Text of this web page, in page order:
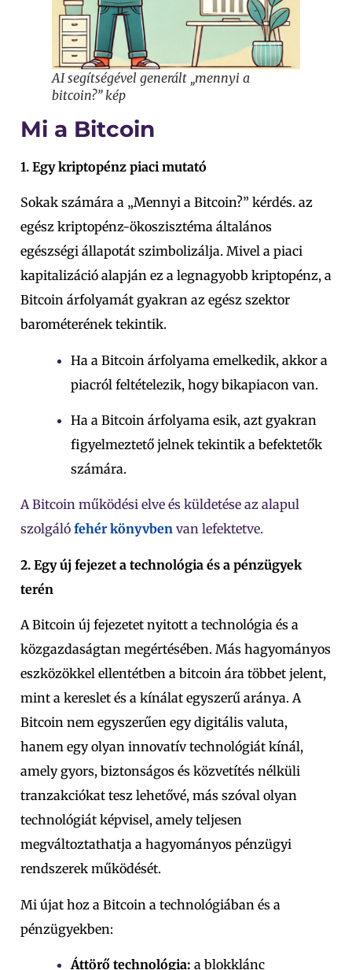
AI segítségével generált „mennyi a
bitcoin?” kép
Mi a Bitcoin
1. Egy kriptopénz piaci mutató
Sokak számára a „Mennyi a Bitcoin?” kérdés. az
egész kriptopénz-ökoszisztéma általános
egészségi állapotát szimbolizálja. Mivel a piaci
kapitalizáció alapján ez a legnagyobb kriptopénz, a
Bitcoin árfolyamát gyakran az egész szektor
barométerének tekintik.
Ha a Bitcoin árfolyama emelkedik, akkor a
piacról feltételezik, hogy bikapiacon van.
Ha a Bitcoin árfolyama esik, azt gyakran
figyelmeztető jelnek tekintik a befektetők
számára.
A Bitcoin működési elve és küldetése az alapul
szolgáló fehér könyvben van lefektetve.
2. Egy új fejezet a technológia és a pénzügyek
terén
A Bitcoin új fejezetet nyitott a technológia és a
közgazdaságtan megértésében. Más hagyományos
eszközökkel ellentétben a bitcoin ára többet jelent,
mint a kereslet és a kínálat egyszerű aránya. A
Bitcoin nem egyszerűen egy digitális valuta,
hanem egy olyan innovatív technológiát kínál,
amely gyors, biztonságos és közvetítés nélküli
tranzakciókat tesz lehetővé, más szóval olyan
technológiát képvisel, amely teljesen
megváltoztathatja a hagyományos pénzügyi
rendszerek működését.
Mi újat hoz a Bitcoin a technológiában és a
pénzügyekben:
Áttörő technológia: a blokklánc